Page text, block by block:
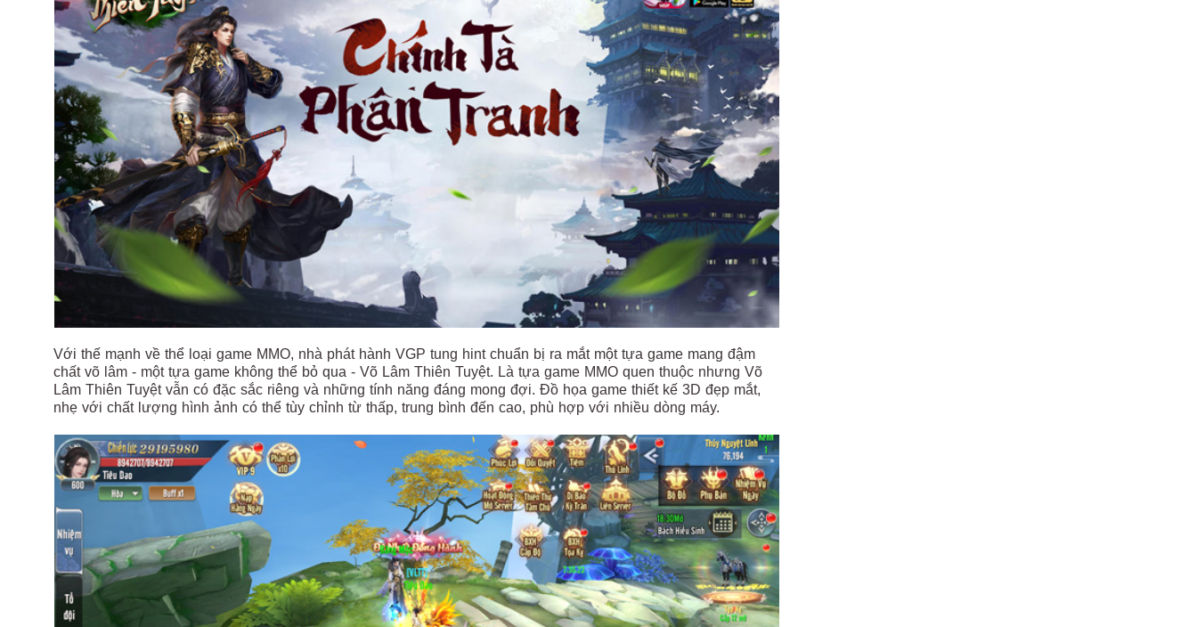
Với thế mạnh về thể loại game MMO, nhà phát hành VGP tung hint chuẩn bị ra mắt một tựa game mang đậm
chất võ lâm - một tựa game không thể bỏ qua - Võ Lâm Thiên Tuyệt. Là tựa game MMO quen thuộc nhưng Võ
Lâm Thiên Tuyệt vẫn có đặc sắc riêng và những tính năng đáng mong đợi. Đồ họa game thiết kế 3D đẹp mắt,
nhẹ với chất lượng hình ảnh có thể tùy chỉnh từ thấp, trung bình đến cao, phù hợp với nhiều dòng máy.